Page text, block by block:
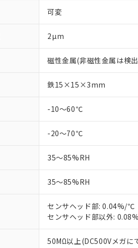
可変
2µm
磁性金属(非磁性金属は検
鉄15×15×3mm
-10～60℃
-20～70℃
35～85%RH
35～85%RH
センサヘッド部: 0.04%/℃
センサヘッド部以外:
50MΩ以上(DC500Vメガに
ご利用条件
以下の条件をお読
在庫状況お
い。
正式な納期
当社販売員に
オムロン制
在庫状況お
対応済み：EU
対応予定：EU
調査・確認中：
非該当品：ライセ
仕入先様の事情に
があります。
六価クロム(Cr(Ⅵ))
ル（DBP） 1000ppm
但し、RoHS指令で産業
フタル酸エステル類の
※2 対応予定月
部品在庫の切り替
※1 中国
「×」：最大均質
「－」：未確認で
*中国RoHS10物質の基
Pb(鉛) :1000ppm、
Cr(Ⅵ)(六価クロム) :
DBP(フタル酸ジブチル
※2 環境保護使
当社は貴社
置等に一切使
当社は、貴
また当社は
たしません。
記
号
○ 一定数
△ 一定数に
－
在庫な